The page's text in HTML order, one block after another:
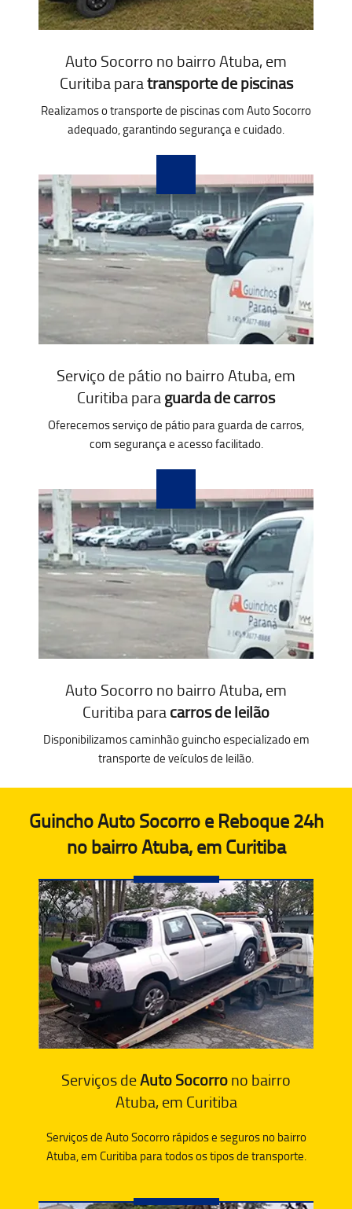
Auto Socorro no bairro Atuba, em
Curitiba paratransporte de piscinas
Realizamos o transporte de piscinas com Auto Socorro
adequado, garantindo segurança e cuidado.
Serviço de pátio no bairro Atuba, em
Curitiba paraguarda de carros
Oferecemos serviço de pátio para guarda de carros,
com segurança e acesso facilitado.
Auto Socorro no bairro Atuba, em
Curitiba paracarros de leilão
Disponibilizamos caminhão guincho especializado em
transporte de veículos de leilão.
Guincho Auto Socorro e Reboque 24h
no bairro Atuba, em Curitiba
Serviços deAuto Socorrono bairro
Atuba, em Curitiba
Serviços de Auto Socorro rápidos e seguros no bairro
Atuba, em Curitiba para todos os tipos de transporte.